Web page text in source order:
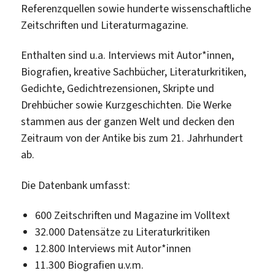
Referenzquellen sowie hunderte wissenschaftliche
Zeitschriften und Literaturmagazine.
Enthalten sind u.a. Interviews mit Autor*innen,
Biografien, kreative Sachbücher, Literaturkritiken,
Gedichte, Gedichtrezensionen, Skripte und
Drehbücher sowie Kurzgeschichten. Die Werke
stammen aus der ganzen Welt und decken den
Zeitraum von der Antike bis zum 21. Jahrhundert
ab.
Die Datenbank umfasst:
600 Zeitschriften und Magazine im Volltext
32.000 Datensätze zu Literaturkritiken
12.800 Interviews mit Autor*innen
11.300 Biografien u.v.m.